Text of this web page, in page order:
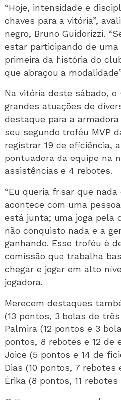
“Hoje, intensidade e
chaves para a vitória”,
negro, Bruno Guidorizzi.
estar participando de uma
primeira da história do
que abraçou a
Na vitória deste sábado, o
grandes atuações de
destaque para a
seu segundo troféu MVP
registrar 19 de eficiência,
pontuadora da equipe na
assistências e 4 rebotes.
“Eu queria frisar que nada
acontece com uma
está junta; uma joga pela
não conquisto nada e a
ganhando. Esse troféu é
comissão que trabalha
chegar e jogar em alto
jogadora.
Merecem destaques
(13 pontos, 3 bolas de
Palmira (12 pontos e 3
pontos, 8 rebotes e 12 de
Joice (5 pontos e 14 de
Dias (10 pontos, 7 rebotes
Érika (8 pontos, 11 rebotes